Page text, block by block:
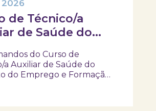
de Técnico/a
de Saúde do
na
“Pela minha
2026
do Curso de
a Auxiliar de Saúde do
do Emprego e Formação
– Museu de Medicina e
participaram na atividade